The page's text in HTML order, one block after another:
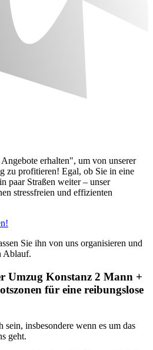
erhalten", um von unserer
zu profitieren! Egal, ob Sie in eine
paar Straßen weiter – unser
stressfreien und effizienten
Sie ihn von uns organisieren und
Ablauf.
Umzug Konstanz 2 Mann +
für eine reibungslose
sein, insbesondere wenn es um das
geht.